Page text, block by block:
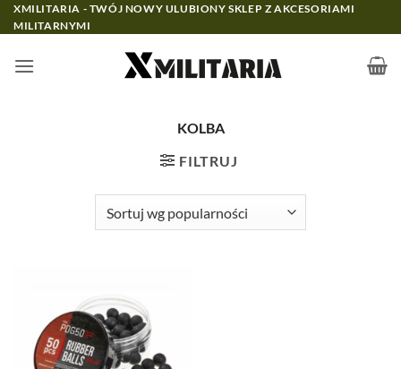
Przewiń
do
XMILITARIA - TWÓJ NOWY ULUBIONY SKLEP Z AKCESORIAMI
MILITARNYMI
KOLBA
FILTRUJ